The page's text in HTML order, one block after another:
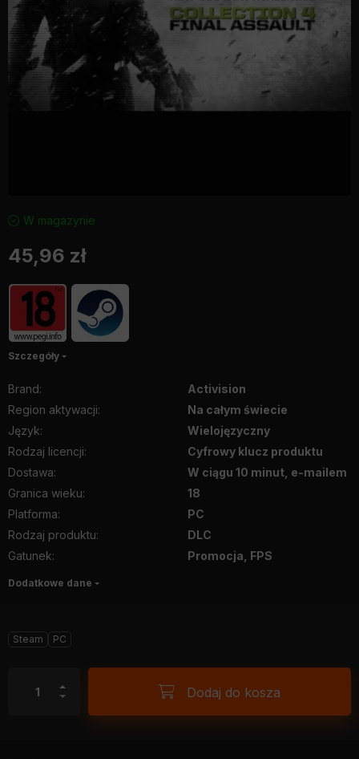
W magazynie
45,96 zł
Szczegóły
Brand:
Activision
Region aktywacji:
Na całym świecie
Język:
Wielojęzyczny
Rodzaj licencji:
Cyfrowy klucz produktu
Dostawa:
W ciągu 10 minut, e-mailem
Granica wieku:
18
Platforma:
PC
Rodzaj produktu:
DLC
Gatunek: Promocja, FPS
Dodatkowe dane
Steam PC
Dodaj do kosza